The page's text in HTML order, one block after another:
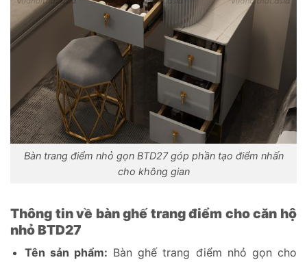
Bàn trang điểm nhỏ gọn BTD27 góp phần tạo điểm nhấn
cho không gian
Thông tin về bàn ghế trang điểm cho căn hộ
nhỏ BTD27
Tên sản phẩm: Bàn ghế trang điểm nhỏ gọn cho